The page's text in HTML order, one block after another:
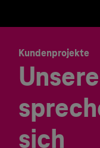
Kundenprojekte
sich